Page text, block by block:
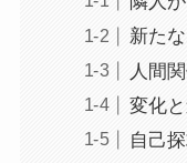
新た
人間
変化
自己